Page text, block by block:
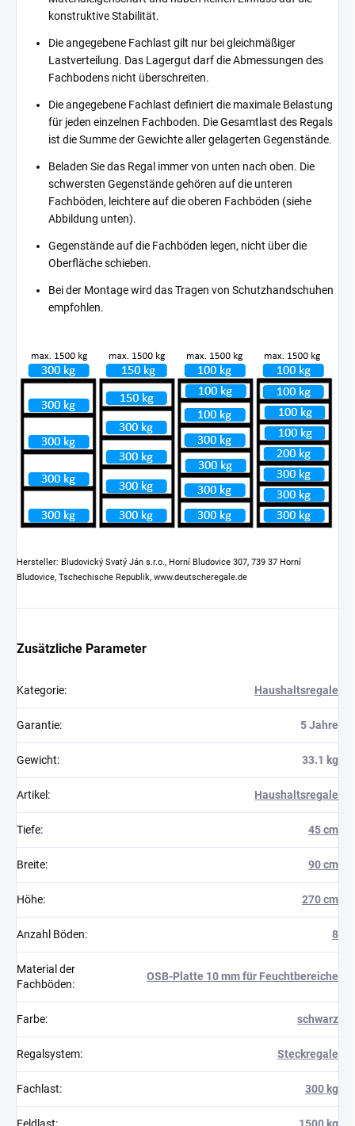
konstruktive Stabilität.
Die angegebene Fachlast gilt nur bei gleichmäßiger
Lastverteilung. Das Lagergut darf die Abmessungen des
Fachbodens nicht überschreiten.
Die angegebene Fachlast definiert die maximale Belastung
für jeden einzelnen Fachboden. Die Gesamtlast des Regals
ist die Summe der Gewichte aller gelagerten Gegenstände.
Beladen Sie das Regal immer von unten nach oben. Die
schwersten Gegenstände gehören auf die unteren
Fachböden, leichtere auf die oberen Fachböden (siehe
Abbildung unten).
Gegenstände auf die Fachböden legen, nicht über die
Oberfläche schieben.
Bei der Montage wird das Tragen von Schutzhandschuhen
empfohlen.
Hersteller: Bludovický Svatý Ján s.r.o., Horní Bludovice 307, 739 37 Horní
Bludovice, Tschechische Republik, www.deutscheregale.de
Zusätzliche Parameter
Kategorie: Haushaltsregale
Garantie: 5 Jahre
Gewicht: 33.1 kg
Artikel : Haushaltsregale
Tiefe: 45 cm
Breite: 90 cm
Höhe: 270 cm
Anzahl Böden: 8
Material der
Fachböden:
OSB-Platte 10 mm für Feuchtbereiche
Farbe: schwarz
Regalsystem: Steckregale
Fachlast: 300 kg